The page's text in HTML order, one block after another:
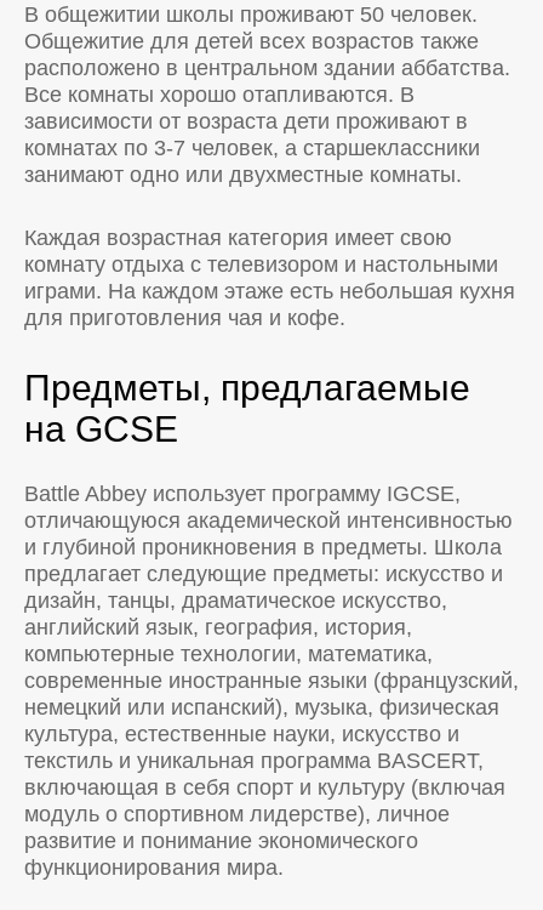
В общежитии школы проживают 50 человек.
Общежитие для детей всех возрастов также
расположено в центральном здании аббатства.
Все комнаты хорошо отапливаются. В
зависимости от возраста дети проживают в
комнатах по 3-7 человек, а старшеклассники
занимают одно или двухместные комнаты.
Каждая возрастная категория имеет свою
комнату отдыха с телевизором и настольными
играми. На каждом этаже есть небольшая кухня
для приготовления чая и кофе.
Предметы, предлагаемые
на GCSE
Battle Abbey использует программу IGCSE,
отличающуюся академической интенсивностью
и глубиной проникновения в предметы. Школа
предлагает следующие предметы: искусство и
дизайн, танцы, драматическое искусство,
английский язык, география, история,
компьютерные технологии, математика,
современные иностранные языки (французский,
немецкий или испанский), музыка, физическая
культура, естественные науки, искусство и
текстиль и уникальная программа BASCERT,
включающая в себя спорт и культуру (включая
модуль о спортивном лидерстве), личное
развитие и понимание экономического
функционирования мира.